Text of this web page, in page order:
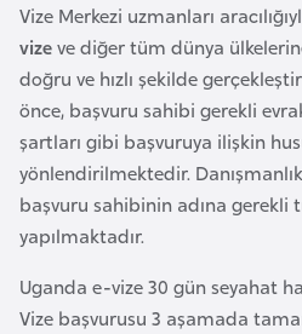
Vize Merkezi uzmanları
vizeve diğer tüm dünya
doğru ve hızlı şekilde
önce, başvuru sahibi gerekli
şartları gibi başvuruya ilişkin
yönlendirilmektedir.
başvuru sahibinin adına gerekli
yapılmaktadır.
Uganda e-vize 30 gün seyahat
Vize başvurusu 3 aşamada
i
k
a
B
e
n
i
n